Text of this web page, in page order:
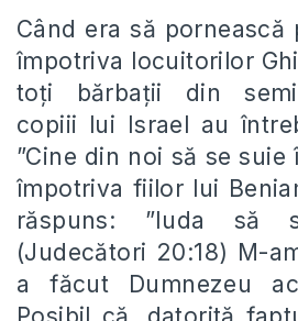
Când era să
împotriva locuitorilor
toți bărbații din
copiii lui Israel au
”Cine din noi să se
împotriva fiilor lui
răspuns: ”Iuda să
(Judecători 20:18) M-
a făcut Dumnezeu